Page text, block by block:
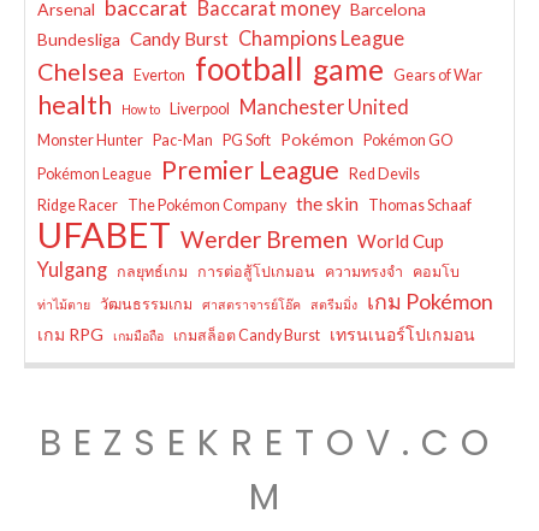
Arsenal baccarat Baccarat money Barcelona
Bundesliga Candy Burst Champions League
Chelsea Everton football game Gears of War
health How to Liverpool Manchester United
Monster Hunter Pac-Man PG Soft Pokémon
Pokémon GO
Pokémon League
Premier League
Red Devils
Ridge Racer The Pokémon Company the skin Thomas Schaaf
UFABET Werder Bremen World Cup
Yulgang กลยุทธ์เกม การต่อสู้โปเกมอน ความทรงจำ คอมโบ
ท่าไม้ตาย วัฒนธรรมเกม ศาสตราจารย์โอ๊ค สตรีมมิ่ง เกม Pokémon
เกม RPG เกมมือถือ เกมสล็อต Candy Burst เทรนเนอร์โปเกมอน
BEZSEKRETOV.CO
M